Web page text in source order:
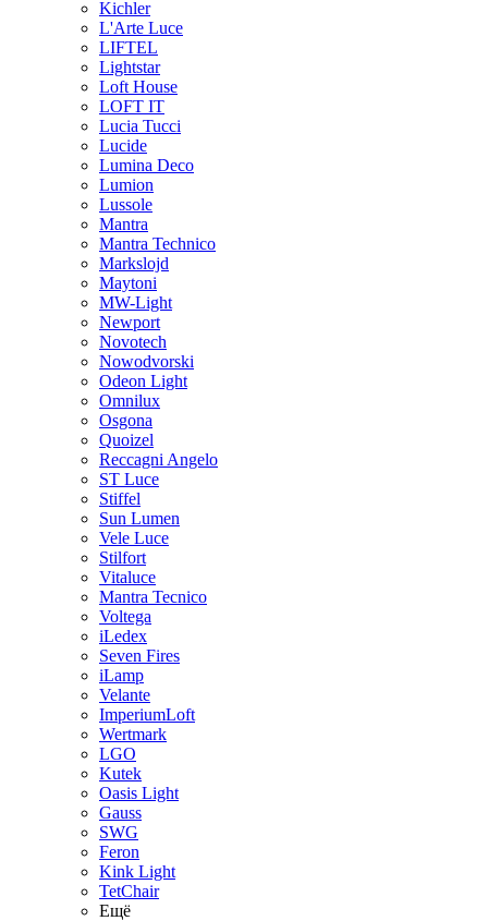
Kichler
L'Arte Luce
LIFTEL
Lightstar
Loft House
LOFT IT
Lucia Tucci
Lucide
Lumina Deco
Lumion
Lussole
Mantra
Mantra Technico
Markslojd
Maytoni
MW-Light
Newport
Novotech
Nowodvorski
Odeon Light
Omnilux
Osgona
Quoizel
Reccagni Angelo
ST Luce
Stiffel
Sun Lumen
Vele Luce
Stilfort
Vitaluce
Mantra Tecnico
Voltega
iLedex
Seven Fires
iLamp
Velante
ImperiumLoft
Wertmark
LGO
Kutek
Oasis Light
Gauss
SWG
Feron
Kink Light
TetСhair
Ещё